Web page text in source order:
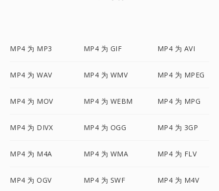
MP4 为 MP3 MP4 为 GIF MP4 为 AVI
MP4 为 WAV MP4 为 WMV MP4 为 MPEG
MP4 为 MOV MP4 为 WEBM MP4 为 MPG
MP4 为 DIVX MP4 为 OGG MP4 为 3GP
MP4 为 M4A MP4 为 WMA MP4 为 FLV
MP4 为 OGV MP4 为 SWF MP4 为 M4V